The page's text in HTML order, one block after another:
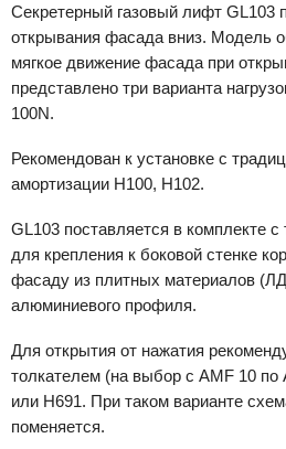
Секретерный газовый лифт GL103
открывания фасада вниз. Модель
мягкое движение фасада при
представлено три варианта
100N.
Рекомендован к установке с
амортизации Н100, Н102.
GL103 поставляется в комплекте
для крепления к боковой стенке
фасаду из плитных материалов
алюминиевого профиля.
Для открытия от нажатия
толкателем (на выбор с AMF 10
или Н691. При таком варианте
поменяется.